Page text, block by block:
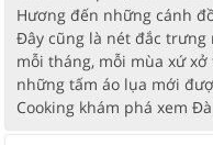
Hương đến những cánh
Đây cũng là nét đắc
mỗi tháng, mỗi mùa xứ
những tấm áo lụa mới
Cooking khám phá xem